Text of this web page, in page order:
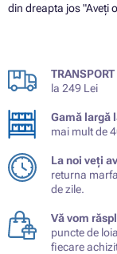
din dreapta jos "Aveți
la 249 Lei
Gamă largă
mai mult de
La noi veți
returna
de zile.
Vă vom
puncte de
fiecare